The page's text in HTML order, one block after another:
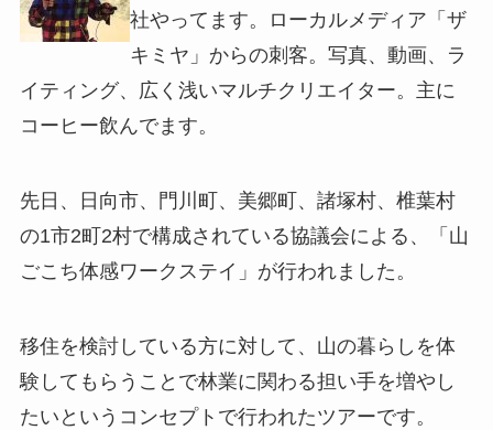
社やってます。ローカルメディア「ザ
キミヤ」からの刺客。写真、動画、ラ
イティング、広く浅いマルチクリエイター。主に
コーヒー飲んでます。
先日、日向市、門川町、美郷町、諸塚村、椎葉村
の1市2町2村で構成されている協議会による、「山
ごこち体感ワークステイ」が行われました。
移住を検討している方に対して、山の暮らしを体
験してもらうことで林業に関わる担い手を増やし
たいというコンセプトで行われたツアーです。